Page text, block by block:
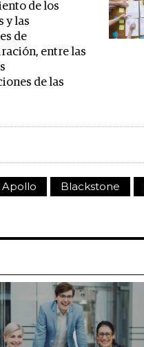
de los
y las
de
entre las
de las
Apollo Blackstone